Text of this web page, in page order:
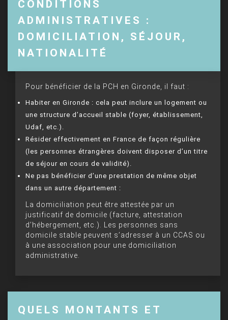
CONDITIONS
ADMINISTRATIVES :
DOMICILIATION, SÉJOUR,
NATIONALITÉ
Pour bénéficier de la PCH en Gironde, il faut :
Habiter en Gironde : cela peut inclure un logement ou
une structure d’accueil stable (foyer, établissement,
Udaf, etc.).
Résider effectivement en France de façon régulière
(les personnes étrangères doivent disposer d’un titre
de séjour en cours de validité).
Ne pas bénéficier d’une prestation de même objet
dans un autre département :
La domiciliation peut être attestée par un
justificatif de domicile (facture, attestation
d’hébergement, etc.). Les personnes sans
domicile stable peuvent s’adresser à un CCAS ou
à une association pour une domiciliation
administrative.
QUELS MONTANTS ET